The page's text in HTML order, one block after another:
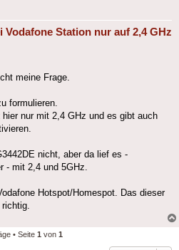
Vodafone Station nur auf 2,4 GHz
meine Frage.
formulieren.
nur mit 2,4 GHz und es gibt auch
nicht, aber da lief es -
- mit 2,4 und 5GHz.
Hotspot/Homespot. Das dieser
• Seite 1 von 1